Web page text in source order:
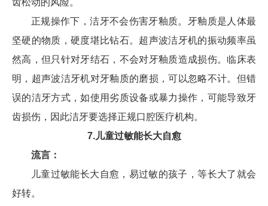
正规操作下，洁牙不会伤害牙釉质。牙釉质是人体最
坚硬的物质，硬度堪比钻石。超声波洁牙机的振动频率虽
然高，但只针对牙结石，不会对牙釉质造成损伤。临床表
明，超声波洁牙机对牙釉质的磨损，可以忽略不计。但错
误的洁牙方式，如使用劣质设备或暴力操作，可能导致牙
齿损伤，因此洁牙要选择正规口腔医疗机构。
7.儿童过敏能长大自愈
流言：
儿童过敏能长大自愈，易过敏的孩子，等长大了就会
好转。